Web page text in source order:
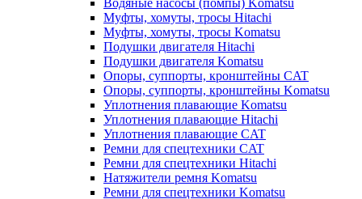
Водяные насосы (помпы) Komatsu
Муфты, хомуты, тросы Hitachi
Муфты, хомуты, тросы Komatsu
Подушки двигателя Hitachi
Подушки двигателя Komatsu
Опоры, суппорты, кронштейны CAT
Опоры, суппорты, кронштейны Komatsu
Уплотнения плавающие Komatsu
Уплотнения плавающие Hitachi
Уплотнения плавающие CAT
Ремни для спецтехники CAT
Ремни для спецтехники Hitachi
Натяжители ремня Komatsu
Ремни для спецтехники Komatsu